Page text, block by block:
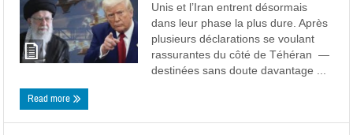
Unis et l’Iran entrent désormais
dans leur phase la plus dure. Après
plusieurs déclarations se voulant
rassurantes du côté de Téhéran —
destinées sans doute davantage ...
Read more